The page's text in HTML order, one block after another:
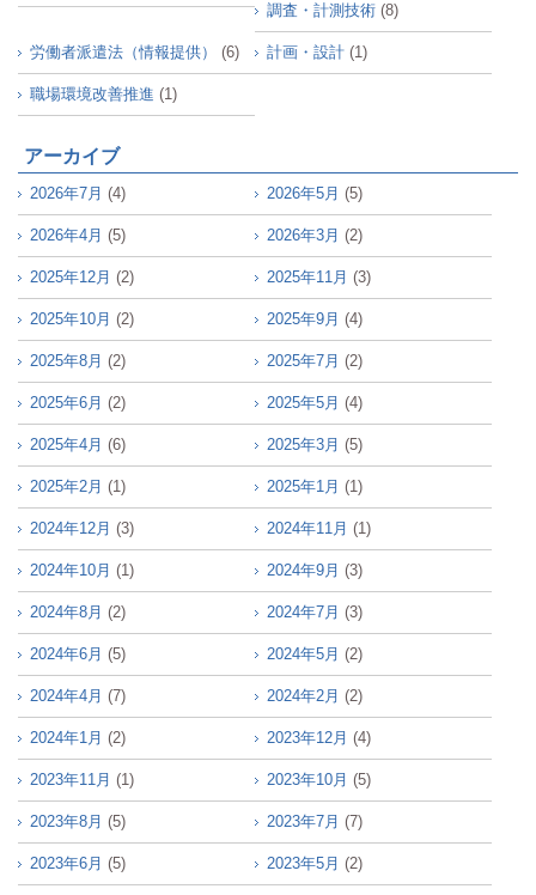
調査・計測技術 (8)
労働者派遣法（情報提供） (6) 計画・設計 (1)
職場環境改善推進 (1)
アーカイブ
2026年7月 (4) 2026年5月 (5)
2026年4月 (5) 2026年3月 (2)
2025年12月 (2) 2025年11月 (3)
2025年10月 (2) 2025年9月 (4)
2025年8月 (2) 2025年7月 (2)
2025年6月 (2) 2025年5月 (4)
2025年4月 (6) 2025年3月 (5)
2025年2月 (1) 2025年1月 (1)
2024年12月 (3) 2024年11月 (1)
2024年10月 (1) 2024年9月 (3)
2024年8月 (2) 2024年7月 (3)
2024年6月 (5) 2024年5月 (2)
2024年4月 (7) 2024年2月 (2)
2024年1月 (2) 2023年12月 (4)
2023年11月 (1) 2023年10月 (5)
2023年8月 (5) 2023年7月 (7)
2023年6月 (5) 2023年5月 (2)